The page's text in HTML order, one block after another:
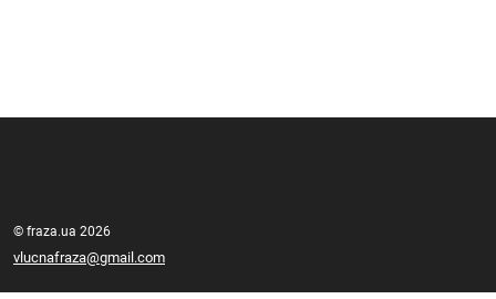
© fraza.ua 2026
vlucnafraza@gmail.com